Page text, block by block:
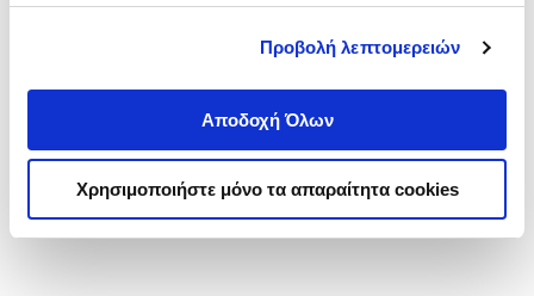
Προβολή λεπτομερειών
Αποδοχή Όλων
Χρησιμοποιήστε μόνο τα απαραίτητα cookies